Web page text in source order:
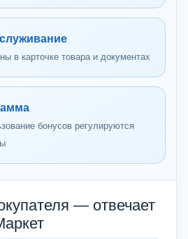
в карточке товара и документах
бонусов регулируются
— отвечает